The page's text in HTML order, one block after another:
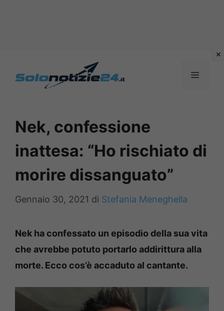
MENU
Nek, confessione
inattesa: “Ho rischiato di
morire dissanguato”
Gennaio 30, 2021 di Stefania Meneghella
Nek ha confessato un episodio della sua vita
che avrebbe potuto portarlo addirittura alla
morte. Ecco cos’è accaduto al cantante.